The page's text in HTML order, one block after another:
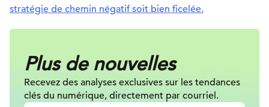
stratégie de chemin négatif soit bien ficelée.
Plus de nouvelles
Recevez des analyses exclusives sur les tendances
clés du numérique, directement par courriel.